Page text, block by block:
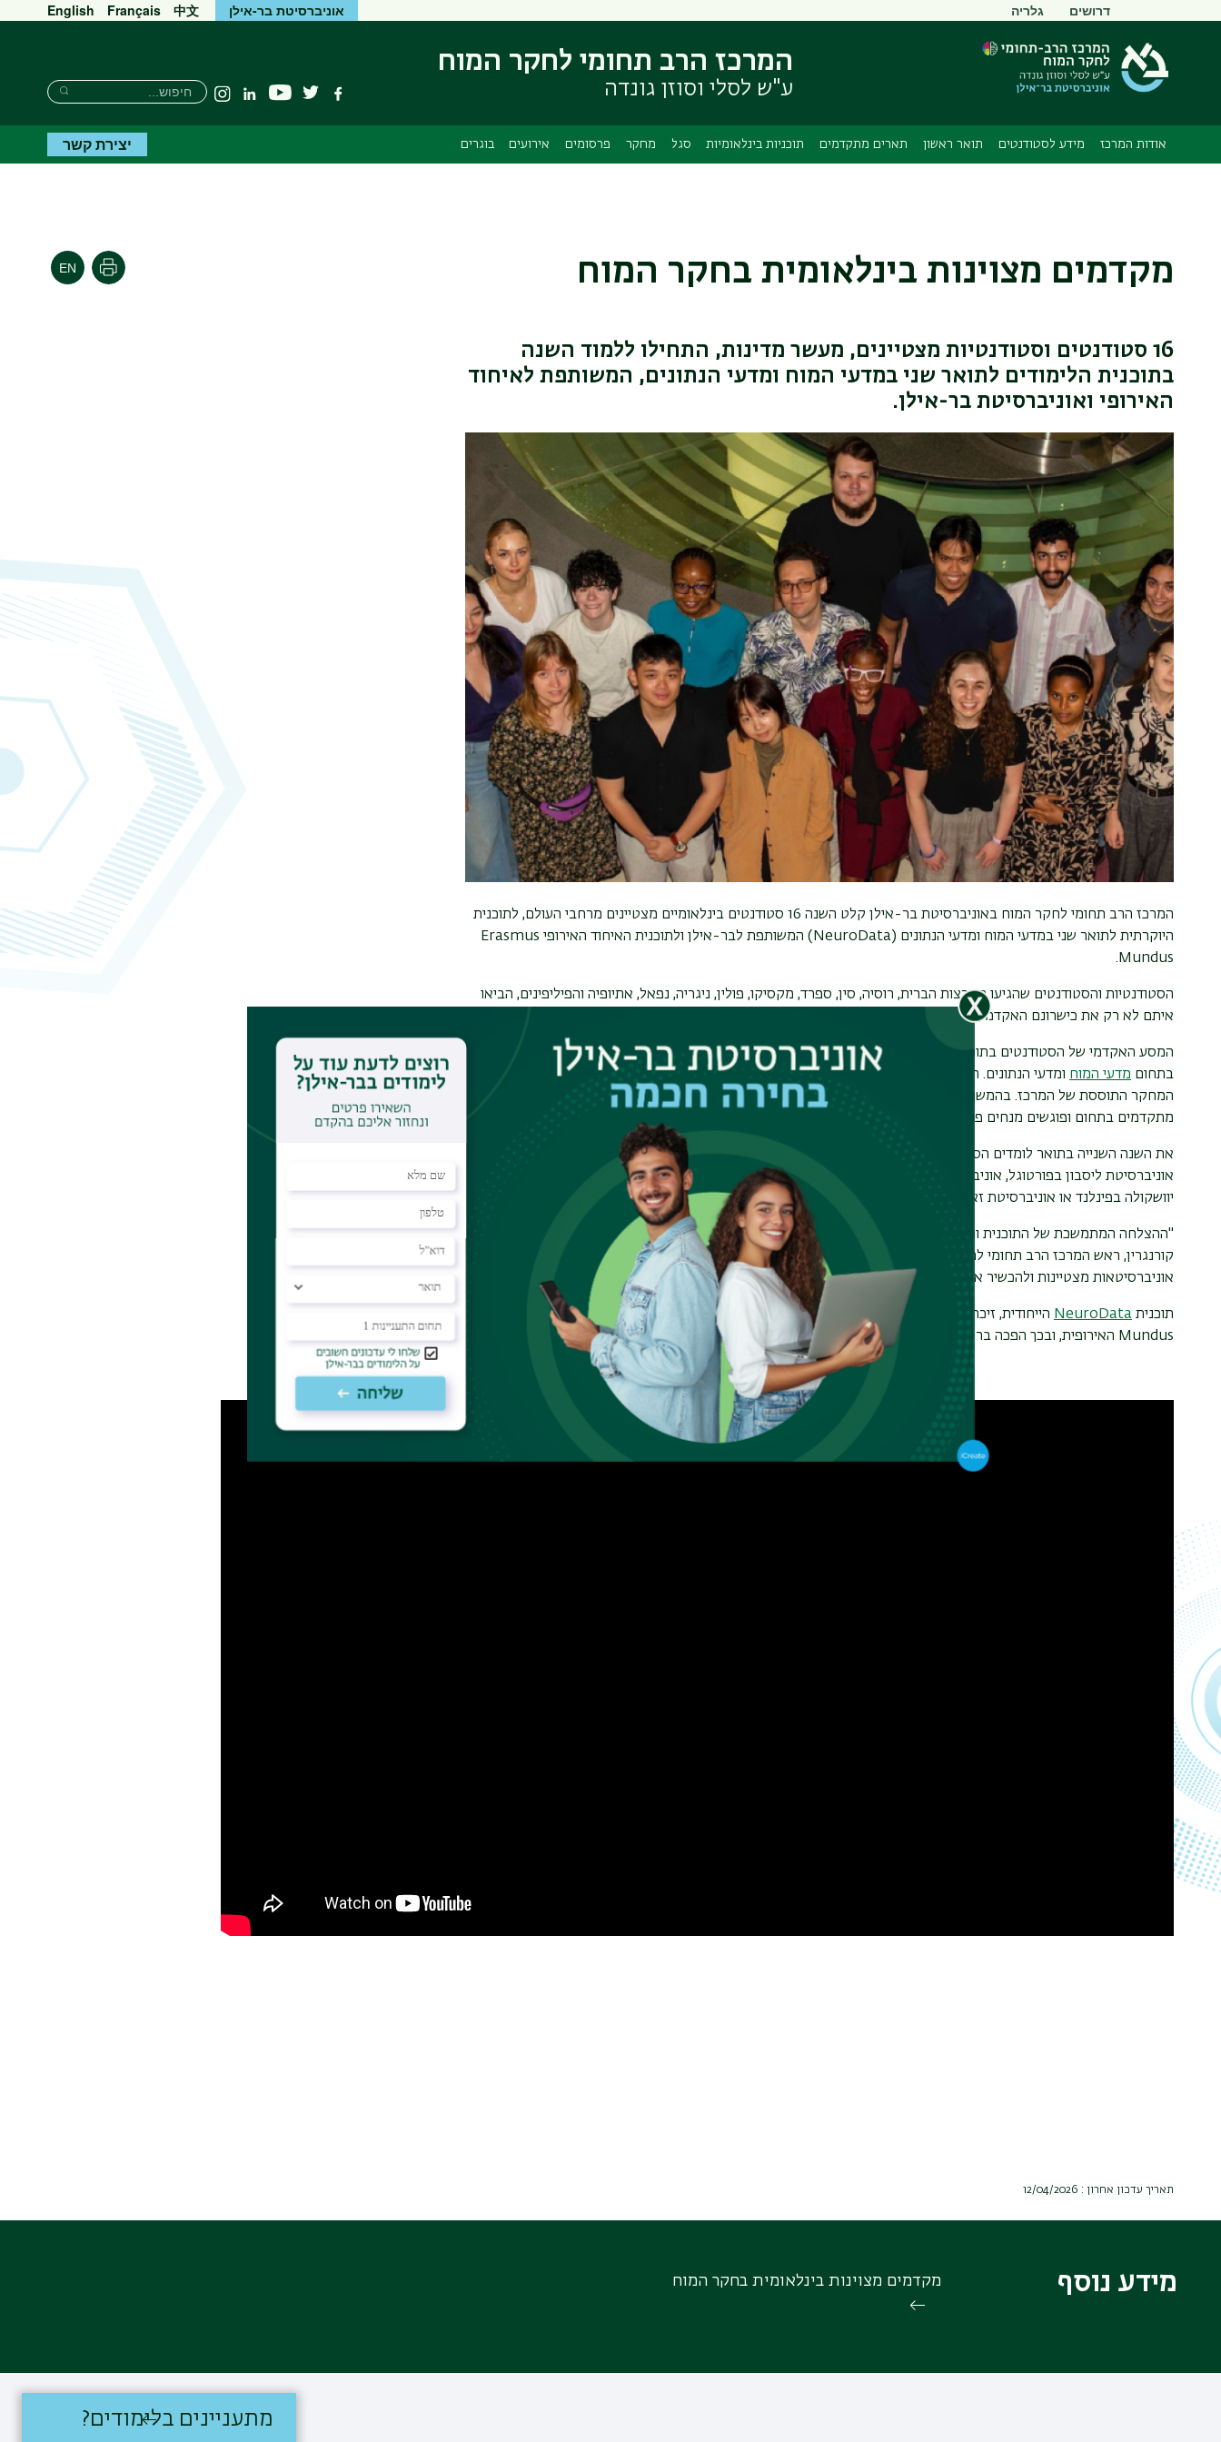
העיקרי
ניווט
ראשי
תפריט
משני
דרושים גלריה אוניברסיטת בר-אילן English Français 中文
המרכז הרב תחומי לחקר המוח
ע"ש לסלי וסוזן גונדה פייסבוקטוויטר יוטיוב Linkedin
Instagram
חיפוש
Search
Search
אודות המרכז מידע לסטודנטים תואר ראשון תארים מתקדמים תוכניות בינלאומיות סגל מחקר פרסומים אירועים בוגרים יצירת קשר
מקדמים מצוינות בינלאומית בחקר המוח הדפסה
16 סטודנטים וסטודנטיות מצטיינים, מעשר מדינות, התחילו ללמוד השנה
בתוכנית הלימודים לתואר שני במדעי המוח ומדעי הנתונים, המשותפת לאיחוד
האירופי ואוניברסיטת בר-אילן.
המרכז הרב תחומי לחקר המוח באוניברסיטת בר-אילן קלט השנה 16 סטודנטים בינלאומיים מצטיינים מרחבי העולם, לתוכנית
היוקרתית לתואר שני במדעי המוח ומדעי הנתונים (NeuroData) המשותפת לבר-אילן ולתוכנית האיחוד האירופי Erasmus
Mundus.
הסטודנטיות והסטודנטים שהגיעו מארצות הברית, רוסיה, סין, ספרד, מקסיקו, פולין, ניגריה, נפאל, אתיופיה והפיליפינים, הביאו
איתם לא רק את כישרונם האקדמי, אלא גם מגוון תרבותי עשיר שמעשיר את חיי הקמפוס ואת הסביבה המחקרית.
המסע האקדמי של הסטודנטים בתוכנית מתחיל באוניברסיטת בר-אילן, בה הם מבלים את שנתם הראשונה בלימודי ליבה
בתחום מדעי המוח ומדעי הנתונים. התוכנית מותאמת אישית לרקע האקדמי של כל סטודנט, ומאפשרת להם להשתלב בסביבת
המחקר התוססת של המרכז. בהמשך, הם משתתפים בבית ספר קיץ ייחודי באוניברסיטת זאגרב, שם הם נחשפים לנושאים
מתקדמים בתחום ופוגשים מנחים פוטנציאליים לעבודת התזה שלהם.
את השנה השנייה בתואר לומדים הסטודנטים באחת מהאוניברסיטאות השותפות המובילות באירופה - המכון הטכני של
אוניברסיטת ליסבון בפורטוגל, אוניברסיטת פדובה באיטליה, האוניברסיטה החופשית של אמסטרדם בהולנד, אוניברסיטת
יוושקולה בפינלנד או אוניברסיטת זאגרב בקרואטיה.
"ההצלחה המתמשכת של התוכנית והביקוש הגבוה אליה מחזקים את מעמדנו בחזית המחקר העולמי," מציין פרופ' אלון
קורנגרין, ראש המרכז הרב תחומי לחקר המוח באוניברסיטת בר-אילן. "מרכז גונדה גאה להמשיך ולהוביל קונסורציום של
אוניברסיטאות מצטיינות ולהכשיר את הדור הבא של חוקרי המוח בעידן הבינה המלאכותית ומדעי הנתונים."
תוכנית NeuroData
הייחודית, זיכתה את המרכז ע"ש גונדה במענק יוקרתי בסך 3.6 מיליון אירו מתוכנית Erasmus
Mundus האירופית, ובכך הפכה בר-אילן לאוניברסיטה הישראלית הראשונה שזכתה במענק נחשב זה.
תאריך עדכון אחרון : 12/04/2026
מידע נוסף מקדמים מצוינות בינלאומית בחקר המוח
מתעניינים בלימודים?